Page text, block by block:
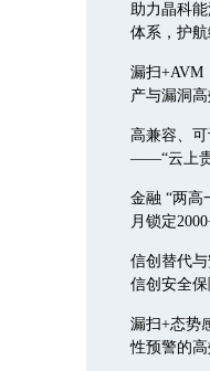
助力晶科
体系，护
漏扫+AVM
产与漏洞
高兼容、
——“云上
金融 “两高
月锁定
信创替代
信创安全
漏扫+态势
性预警的